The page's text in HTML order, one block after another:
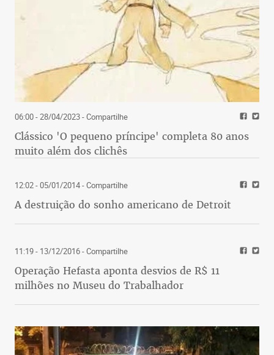
06:00 - 28/04/2023- Compartilhe
Clássico 'O pequeno príncipe' completa 80 anos
muito além dos clichês
12:02 - 05/01/2014- Compartilhe
A destruição do sonho americano de Detroit
11:19 - 13/12/2016- Compartilhe
Operação Hefasta aponta desvios de R$ 11
milhões no Museu do Trabalhador